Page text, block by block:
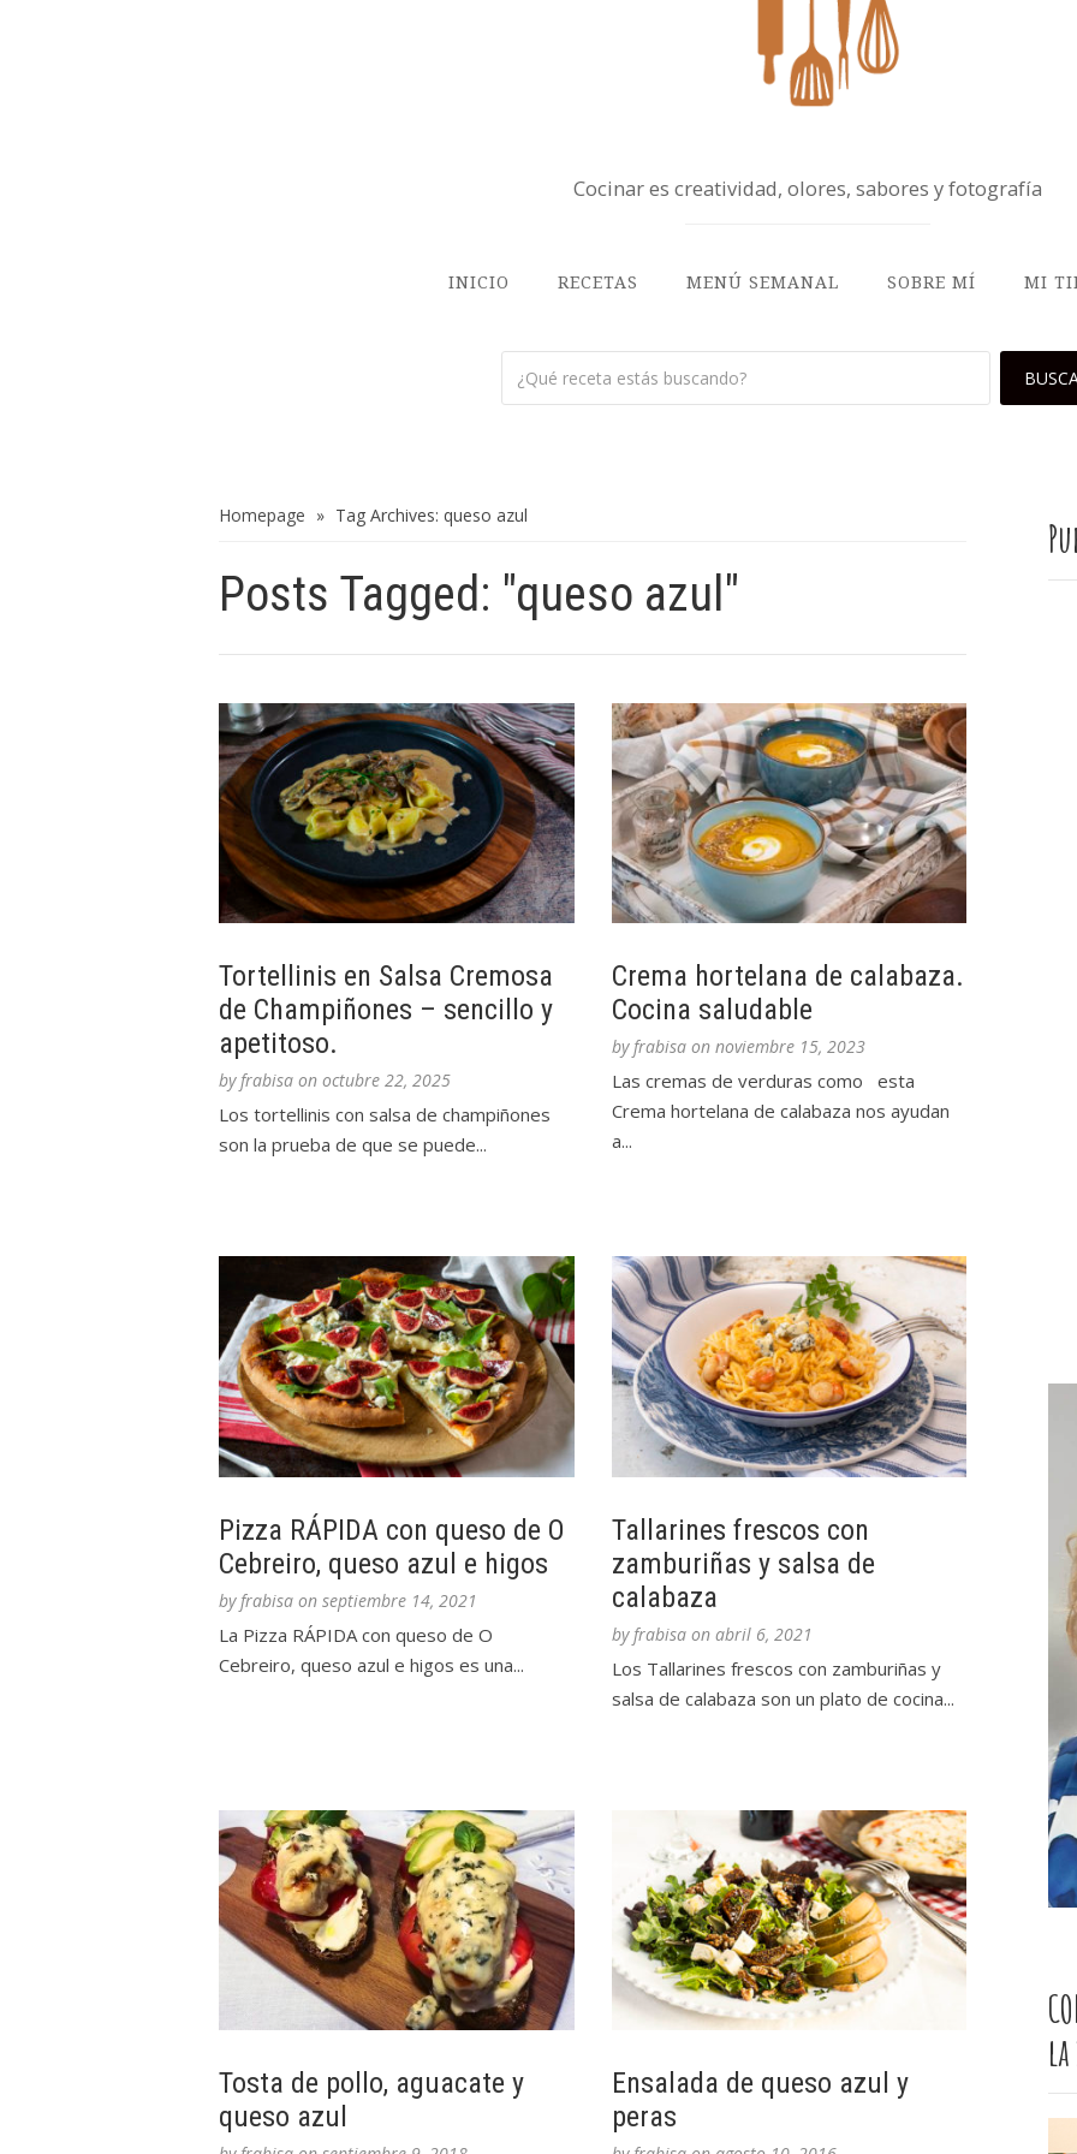
Cocinar es creatividad, olores, sabores y fotografía
INICIO RECETAS MENÚ SEMANAL SOBRE MÍ MI
Homepage » Tag Archives: queso azul
Posts Tagged: "queso azul"
Tortellinis en Salsa Cremosa
de Champiñones – sencillo y
apetitoso.
byfrabisa on octubre 22, 2025
Los tortellinis con salsa de champiñones
son la prueba de que se puede...
Crema hortelana de calabaza.
Cocina saludable
byfrabisa on noviembre 15, 2023
Las cremas de verduras como esta
Crema hortelana de calabaza nos ayudan
a...
Pizza RÁPIDA con queso de O
Cebreiro, queso azul e higos
byfrabisa on septiembre 14, 2021
La Pizza RÁPIDA con queso de O
Cebreiro, queso azul e higos es una...
Tallarines frescos con
zamburiñas y salsa de
calabaza
byfrabisa on abril 6, 2021
Los Tallarines frescos con zamburiñas y
salsa de calabaza son un plato de cocina...
Tosta de pollo, aguacate y
queso azul
Ensalada de queso azul y
peras